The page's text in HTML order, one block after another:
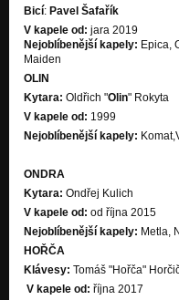
Bicí: Pavel Šafařík
V kapele od: jara 2019
Nejoblíbenější kapely: Epica,
Maiden
OLIN
Kytara: Oldřich "Olin" Rokyta
V kapele od: 1999
Nejoblíbenější kapely:
ONDRA
Kytara: Ondřej Kulich
V kapele od: od října 2015
Nejoblíbenější kapely: Metla,
HOŘČA
Klávesy: Tomáš "Hořča"
V kapele od: října 2017